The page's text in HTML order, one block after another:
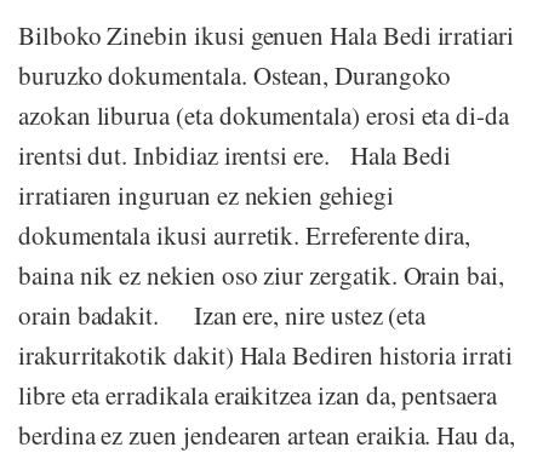
Bilboko Zinebin ikusi genuen Hala Bedi irratiari
buruzko dokumentala. Ostean, Durangoko
azokan liburua (eta dokumentala) erosi eta di-da
irentsi dut. Inbidiaz irentsi ere. Hala Bedi
irratiaren inguruan ez nekien gehiegi
dokumentala ikusi aurretik. Erreferente dira,
baina nik ez nekien oso ziur zergatik. Orain bai,
orain badakit. Izan ere, nire ustez (eta
irakurritakotik dakit) Hala Bediren historia irrati
libre eta erradikala eraikitzea izan da, pentsaera
berdina ez zuen jendearen artean eraikia. Hau da,